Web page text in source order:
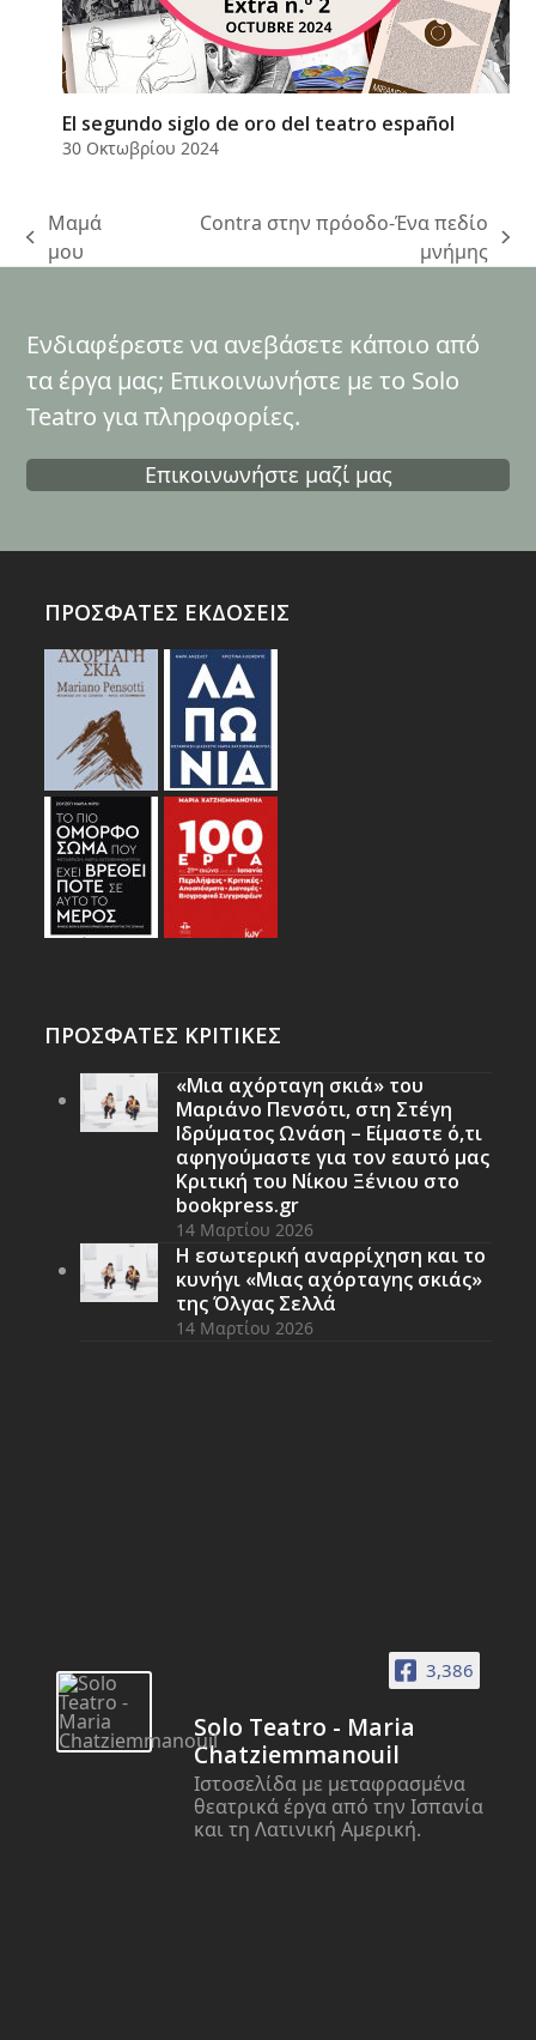
El segundo siglo de oro del teatro español
30 Οκτωβρίου 2024
previous
Μαμά
μου
Contra στην πρόοδο-Ένα πεδίο
μνήμης
Ενδιαφέρεστε να ανεβάσετε κάποιο από
τα έργα μας; Επικοινωνήστε με το Solo
Teatro για πληροφορίες.
Επικοινωνήστε μαζί μας
ΠΡΟΣΦΑΤΕΣ ΕΚΔΟΣΕΙΣ
ΠΡΟΣΦΑΤΕΣ ΚΡΙΤΙΚΕΣ
«Μια αχόρταγη σκιά» του
Μαριάνο Πενσότι, στη Στέγη
Ιδρύματος Ωνάση – Είμαστε ό,τι
αφηγούμαστε για τον εαυτό μας
Κριτική του Νίκου Ξένιου στο
bookpress.gr
14 Μαρτίου 2026
Η εσωτερική αναρρίχηση και το
κυνήγι «Μιας αχόρταγης σκιάς»
της Όλγας Σελλά
14 Μαρτίου 2026
3,386
Solo Teatro - Maria
Chatziemmanouil
Ιστοσελίδα με μεταφρασμένα
θεατρικά έργα από την Ισπανία
και τη Λατινική Αμερική.